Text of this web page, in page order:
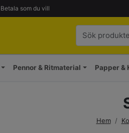
Betala som du vill
Pennor & Ritmaterial Papper &
Hem /